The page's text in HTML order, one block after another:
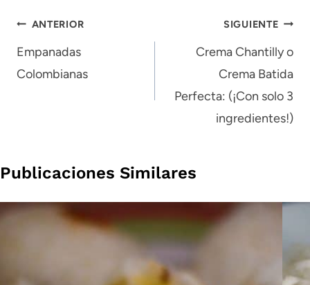
Navegación
de
entradas
ANTERIOR
Empanadas
Colombianas
SIGUIENTE
Crema Chantilly o
Crema Batida
Perfecta: (¡Con solo 3
ingredientes!)
Publicaciones Similares